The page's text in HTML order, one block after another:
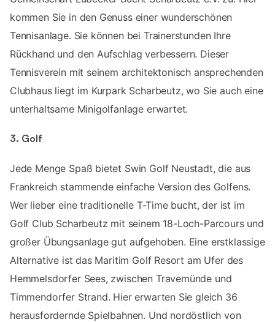
kommen Sie in den Genuss einer wunderschönen
Tennisanlage. Sie können bei Trainerstunden Ihre
Rückhand und den Aufschlag verbessern. Dieser
Tennisverein mit seinem architektonisch ansprechenden
Clubhaus liegt im Kurpark Scharbeutz, wo Sie auch eine
unterhaltsame Minigolfanlage erwartet.
3. Golf
Jede Menge Spaß bietet Swin Golf Neustadt, die aus
Frankreich stammende einfache Version des Golfens.
Wer lieber eine traditionelle T-Time bucht, der ist im
Golf Club Scharbeutz mit seinem 18-Loch-Parcours und
großer Übungsanlage gut aufgehoben. Eine erstklassige
Alternative ist das Maritim Golf Resort am Ufer des
Hemmelsdorfer Sees, zwischen Travemünde und
Timmendorfer Strand. Hier erwarten Sie gleich 36
herausfordernde Spielbahnen. Und nordöstlich von